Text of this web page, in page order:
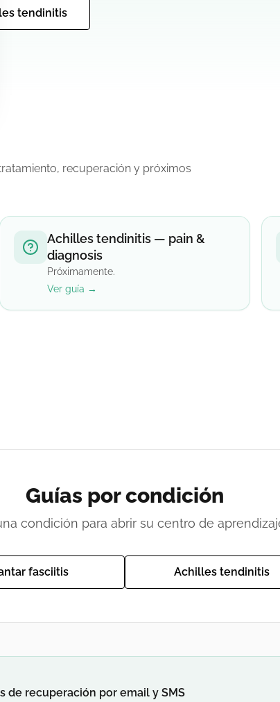
tendinitis
recuperación y próximos
Achilles tendinitis — pain &
diagnosis
Próximamente.
Ver guía →
Guías por condición
condición para abrir su centro de
fasciitis Achilles tendinitis
de recuperación por email y SMS